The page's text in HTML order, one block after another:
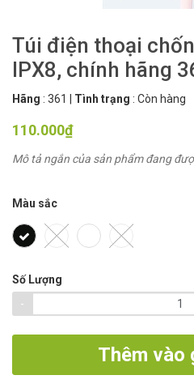
Túi điện thoại
IPX8, chính hãng
Hãng : 361 Tình trạng : Còn hàng
110.000₫
Mô tả ngắn của sản phẩm đang
Màu sắc
Số Lượng
-
Thêm vào